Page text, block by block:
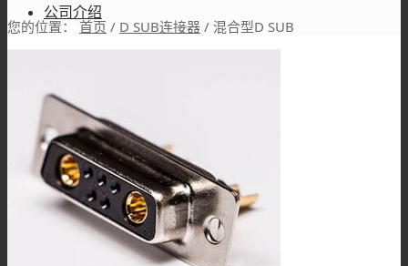
公司介绍
DB平台招聘
品牌故事
您的位置： 首页 / D SUB连接器 / 混合型D SUB